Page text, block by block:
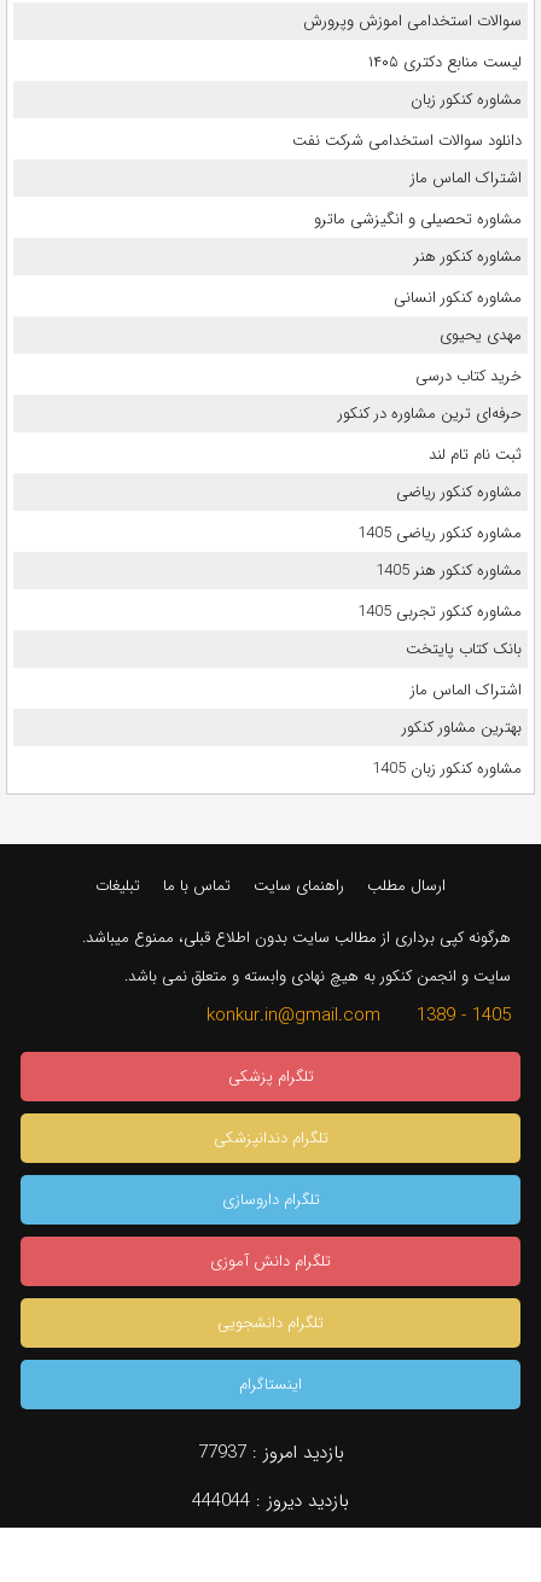
جستجو
سوالات استخدامی اموزش وپرورش
لیست منابع دکتری ۱۴۰۵
مشاوره کنکور زبان
دانلود سوالات استخدامی شرکت نفت
اشتراک الماس ماز
مشاوره تحصیلی و انگیزشی ماترو
مشاوره کنکور هنر
مشاوره کنکور انسانی
مهدی یحیوی
خرید کتاب درسی
حرفه‌ای ترین مشاوره در کنکور
ثبت نام تام لند
مشاوره کنکور ریاضی
مشاوره کنکور ریاضی 1405
مشاوره کنکور هنر 1405
مشاوره کنکور تجربی 1405
بانک کتاب پایتخت
اشتراک الماس ماز
بهترین مشاور کنکور
مشاوره کنکور زبان 1405
ارسال مطلب راهنمای سایت تماس با ما تبلیغات
هرگونه کپی برداری از مطالب سایت بدون اطلاع قبلی، ممنوع میباشد.
سایت و انجمن کنکور به هیچ نهادی وابسته و متعلق نمی باشد.
1405 - 1389 konkur.in@gmail.com
تلگرام پزشکی
تلگرام دندانپزشکی
تلگرام داروسازی
تلگرام دانش آموزی
تلگرام دانشجویی
اینستاگرام
بازدید امروز :77937
بازدید دیروز : 444044